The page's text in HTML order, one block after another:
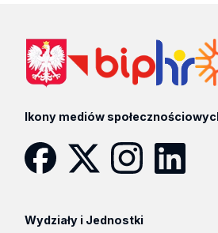
Ikony mediów
Wydziały i Jednostki